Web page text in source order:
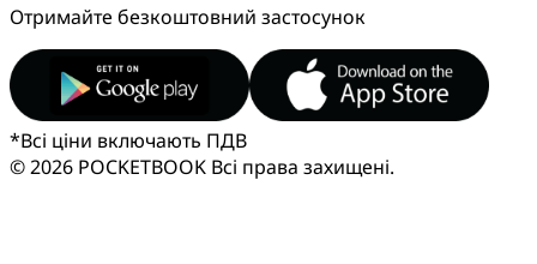
Отримайте безкоштовний застосунок
*Всі ціни включають ПДВ
© 2026 POCKETBOOK Всі права захищені.